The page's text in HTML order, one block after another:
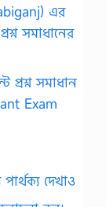
এর
সমাধানের
প্রশ্ন সমাধান
Exam
দেখাও